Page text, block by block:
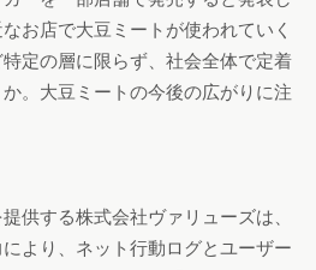
析期間：2020年7月〜2021年6
マートフォン